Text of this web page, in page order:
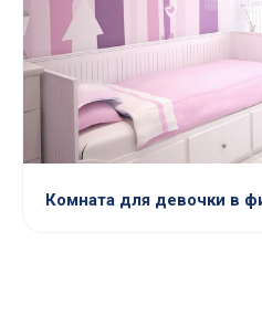
Комната для девочки в